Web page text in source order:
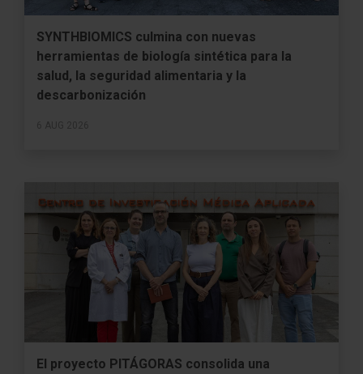
SYNTHBIOMICS culmina con nuevas
herramientas de biología sintética para la
salud, la seguridad alimentaria y la
descarbonización
El proyecto PITÁGORAS consolida una